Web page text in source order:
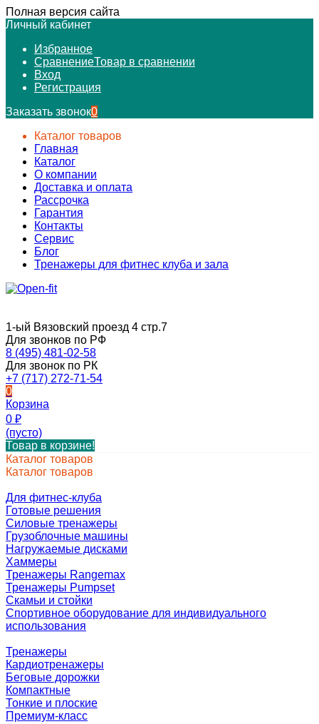
Полная версия сайта
Личный кабинет
Избранное
СравнениеТовар в сравнении
Вход
Регистрация
Заказать звонок0
Каталог товаров
Главная
Каталог
О компании
Доставка и оплата
Рассрочка
Гарантия
Контакты
Сервис
Блог
Тренажеры для фитнес клуба и зала
1-ый Вязовский проезд 4 стр.7
Для звонков по РФ
8 (495) 481-02-58
Для звонок по РК
+7 (717) 272-71-54
0
Корзина
0 ₽
(пусто)
Товар в корзине!
Каталог товаров
Каталог товаров
Для фитнес-клуба
Готовые решения
Силовые тренажеры
Грузоблочные машины
Нагружаемые дисками
Хаммеры
Тренажеры Rangemax
Тренажеры Pumpset
Скамьи и стойки
Спортивное оборудование для индивидуального
использования
Тренажеры
Кардиотренажеры
Беговые дорожки
Компактные
Тонкие и плоские
Премиум-класс